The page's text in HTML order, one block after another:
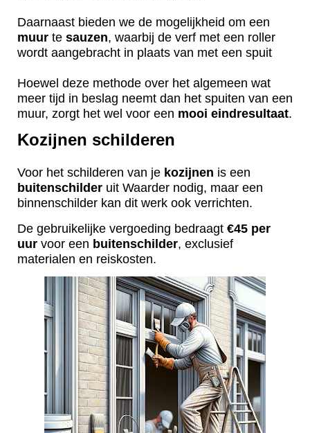
Daarnaast bieden we de mogelijkheid om een
muur te sauzen, waarbij de verf met een roller
wordt aangebracht in plaats van met een spuit
Hoewel deze methode over het algemeen wat
meer tijd in beslag neemt dan het spuiten van een
muur, zorgt het wel voor een mooi eindresultaat.
Kozijnen schilderen
Voor het schilderen van je kozijnen is een
buitenschilder uit Waarder nodig, maar een
binnenschilder kan dit werk ook verrichten.
De gebruikelijke vergoeding bedraagt €45 per
uur voor een buitenschilder, exclusief
materialen en reiskosten.